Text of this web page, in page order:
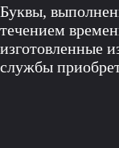
Буквы,
течением
изготовленные
службы